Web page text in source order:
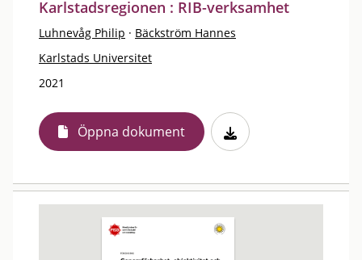
Karlstadsregionen : RIB-verksamhet
Luhnevåg Philip · Bäckström Hannes
Karlstads Universitet
2021
Öppna dokument